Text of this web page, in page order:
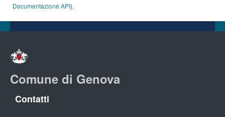
Documentazione API).
Comune di Genova
Contatti